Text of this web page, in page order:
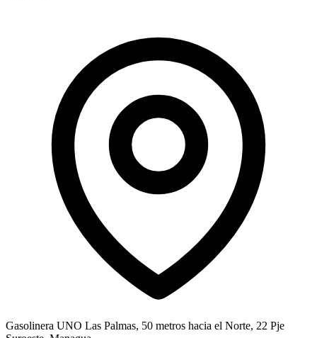
Gasolinera UNO Las Palmas, 50 metros hacia el Norte, 22 Pje